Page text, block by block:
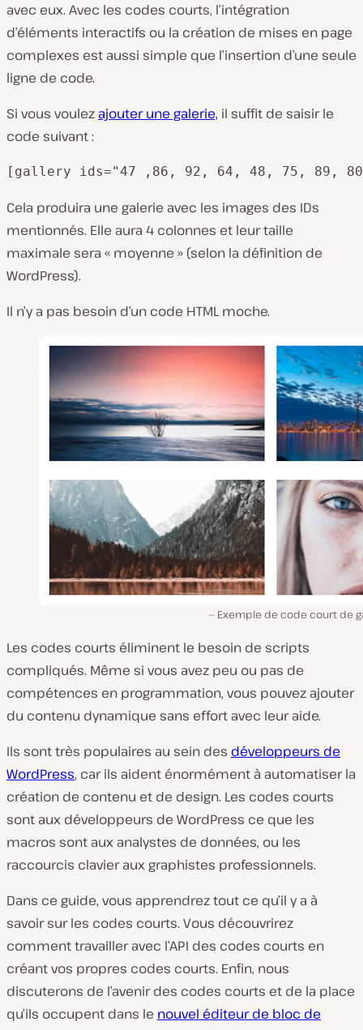
avec eux. Avec les codes courts, l’intégration
d’éléments interactifs ou la création de mises en page
complexes est aussi simple que l’insertion d’une seule
ligne de code.
Si vous voulez ajouter une galerie, il suffit de saisir le
code suivant :
[gallery ids="47 ,86, 92, 64, 48, 75, 89, 80"
Cela produira une galerie avec les images des IDs
mentionnés. Elle aura 4 colonnes et leur taille
maximale sera « moyenne » (selon la définition de
WordPress).
Il n’y a pas besoin d’un code HTML moche.
Exemple de code court de
Les codes courts éliminent le besoin de scripts
compliqués. Même si vous avez peu ou pas de
compétences en programmation, vous pouvez ajouter
du contenu dynamique sans effort avec leur aide.
Ils sont très populaires au sein des développeurs de
WordPress, car ils aident énormément à automatiser la
création de contenu et de design. Les codes courts
sont aux développeurs de WordPress ce que les
macros sont aux analystes de données, ou les
raccourcis clavier aux graphistes professionnels.
Dans ce guide, vous apprendrez tout ce qu’il y a à
savoir sur les codes courts. Vous découvrirez
comment travailler avec l’API des codes courts en
créant vos propres codes courts. Enfin, nous
discuterons de l’avenir des codes courts et de la place
qu’ils occupent dans le nouvel éditeur de bloc de